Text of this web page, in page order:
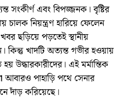
সংকীর্ণ এবং বিপজ্জনক। বৃষ্টির
চালক নিয়ন্ত্রণ হারিয়ে ফেলেন
ছড়িয়ে পড়তেই স্থানীয়
কিন্তু খাদটি অত্যন্ত গভীর হওয়ায়
উদ্ধারকারীদের। এই মর্মান্তিক
আবারও পাহাড়ি পথে সেনার
দাঁড় করিয়েছে।